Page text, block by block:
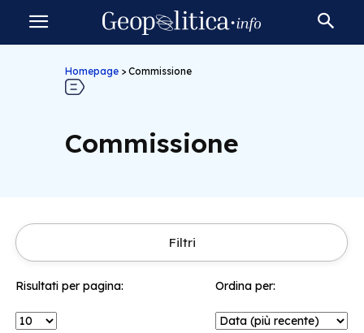
Homepage > Commissione
Commissione
Filtri
Risultati per pagina: Ordina per: